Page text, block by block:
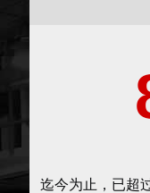
迄今为止，已超